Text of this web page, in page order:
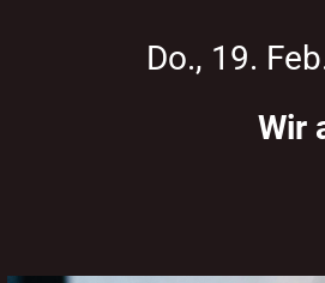
Do., 19.
Wir